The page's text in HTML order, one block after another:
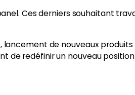
Ces derniers souhaitant
lancement de nouveaux
de redéfinir un nouveau